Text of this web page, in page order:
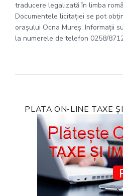
traducere legalizată în limba
Documentele licitaţiei se pot
oraşului Ocna Mureş. Informaţii
la numerele de telefon 0258/
PLATA ON-LINE TAXE